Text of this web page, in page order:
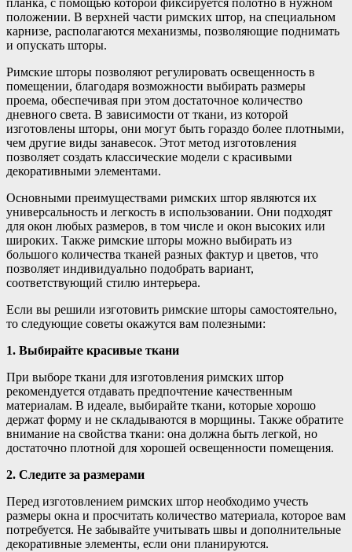
планка, с помощью которой фиксируется полотно в нужном
положении. В верхней части римских штор, на специальном
карнизе, располагаются механизмы, позволяющие поднимать
и опускать шторы.
Римские шторы позволяют регулировать освещенность в
помещении, благодаря возможности выбирать размеры
проема, обеспечивая при этом достаточное количество
дневного света. В зависимости от ткани, из которой
изготовлены шторы, они могут быть гораздо более плотными,
чем другие виды занавесок. Этот метод изготовления
позволяет создать классические модели с красивыми
декоративными элементами.
Основными преимуществами римских штор являются их
универсальность и легкость в использовании. Они подходят
для окон любых размеров, в том числе и окон высоких или
широких. Также римские шторы можно выбирать из
большого количества тканей разных фактур и цветов, что
позволяет индивидуально подобрать вариант,
соответствующий стилю интерьера.
Если вы решили изготовить римские шторы самостоятельно,
то следующие советы окажутся вам полезными:
1. Выбирайте красивые ткани
При выборе ткани для изготовления римских штор
рекомендуется отдавать предпочтение качественным
материалам. В идеале, выбирайте ткани, которые хорошо
держат форму и не складываются в морщины. Также обратите
внимание на свойства ткани: она должна быть легкой, но
достаточно плотной для хорошей освещенности помещения.
2. Следите за размерами
Перед изготовлением римских штор необходимо учесть
размеры окна и просчитать количество материала, которое вам
потребуется. Не забывайте учитывать швы и дополнительные
декоративные элементы, если они планируются.